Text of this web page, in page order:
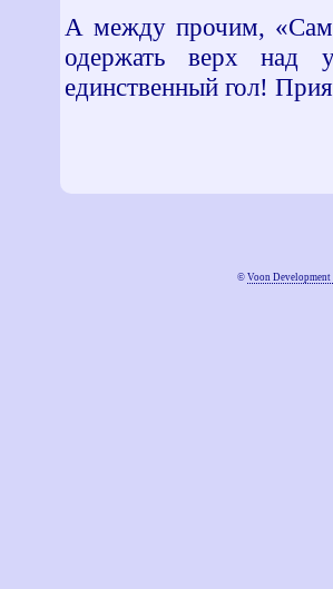
А между прочим,
одержать верх над
единственный гол!
© Voon Development